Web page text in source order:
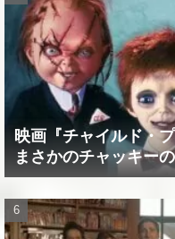
映画『チャイルド・
まさかのチャッキー